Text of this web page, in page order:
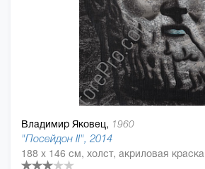
Владимир Яковец, 1960
"Посейдон II", 2014
188 x 146 см, холст, акриловая краска